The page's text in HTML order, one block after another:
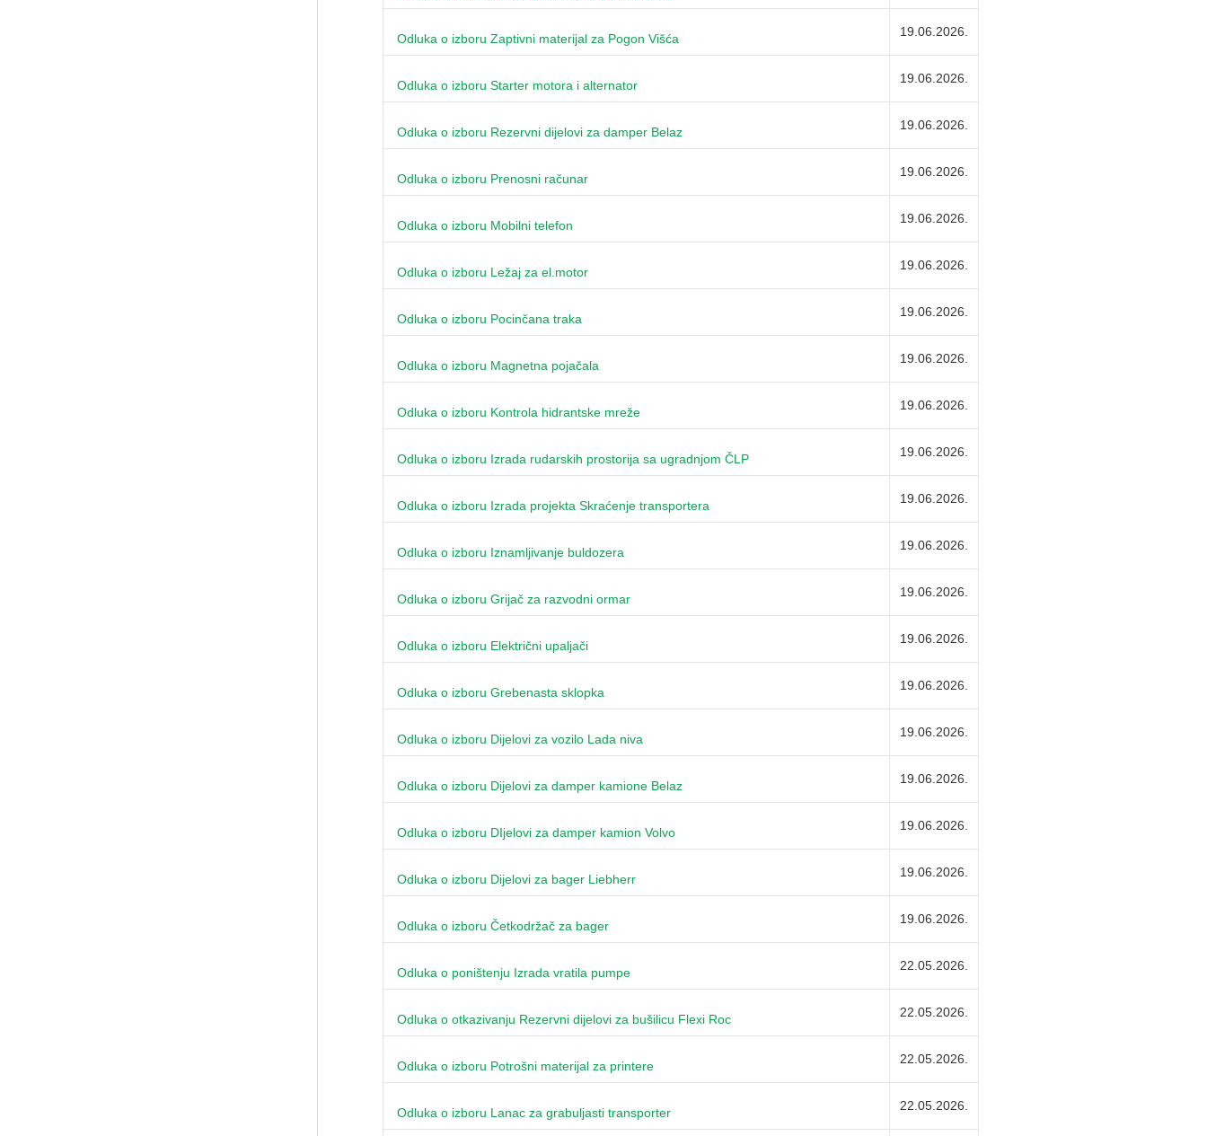
Odluka o izboru Zaptivni materijal za Pogon Višća 19.06.2026.
Odluka o izboru Starter motora i alternator 19.06.2026.
Odluka o izboru Rezervni dijelovi za damper Belaz 19.06.2026.
Odluka o izboru Prenosni računar 19.06.2026.
Odluka o izboru Mobilni telefon 19.06.2026.
Odluka o izboru Ležaj za el.motor 19.06.2026.
Odluka o izboru Pocinčana traka 19.06.2026.
Odluka o izboru Magnetna pojačala 19.06.2026.
Odluka o izboru Kontrola hidrantske mreže 19.06.2026.
Odluka o izboru Izrada rudarskih prostorija sa ugradnjom ČLP 19.06.2026.
Odluka o izboru Izrada projekta Skraćenje transportera 19.06.2026.
Odluka o izboru Iznamljivanje buldozera 19.06.2026.
Odluka o izboru Grijač za razvodni ormar 19.06.2026.
Odluka o izboru Električni upaljači 19.06.2026.
Odluka o izboru Grebenasta sklopka 19.06.2026.
Odluka o izboru Dijelovi za vozilo Lada niva 19.06.2026.
Odluka o izboru Dijelovi za damper kamione Belaz 19.06.2026.
Odluka o izboru DIjelovi za damper kamion Volvo 19.06.2026.
Odluka o izboru Dijelovi za bager Liebherr 19.06.2026.
Odluka o izboru Četkodržač za bager 19.06.2026.
Odluka o poništenju Izrada vratila pumpe 22.05.2026.
Odluka o otkazivanju Rezervni dijelovi za bušilicu Flexi Roc 22.05.2026.
Odluka o izboru Potrošni materijal za printere 22.05.2026.
Odluka o izboru Lanac za grabuljasti transporter 22.05.2026.